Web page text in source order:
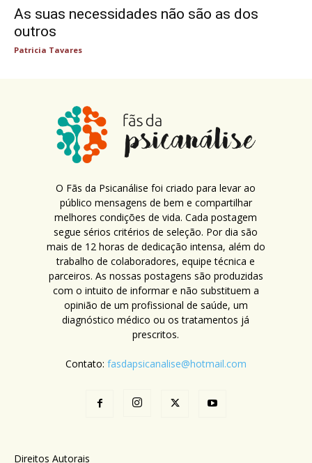
As suas necessidades não são as dos
outros
Patricia Tavares
O Fãs da Psicanálise foi criado para levar ao
público mensagens de bem e compartilhar
melhores condições de vida. Cada postagem
segue sérios critérios de seleção. Por dia são
mais de 12 horas de dedicação intensa, além do
trabalho de colaboradores, equipe técnica e
parceiros. As nossas postagens são produzidas
com o intuito de informar e não substituem a
opinião de um profissional de saúde, um
diagnóstico médico ou os tratamentos já
prescritos.
Contato: fasdapsicanalise@hotmail.com
Direitos Autorais